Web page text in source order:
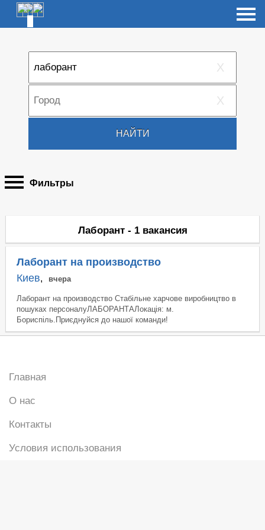
X
X
НАЙТИ
Фильтры
Лаборант - 1 вакансия
Лаборант на производство
Киев, вчера
Лаборант на производство Стабільне харчове виробництво в
пошуках персоналуЛАБОРАНТАЛокація: м.
Бориспіль.Приєднуйся до нашої команди!
Главная
О нас
Контакты
Условия использования